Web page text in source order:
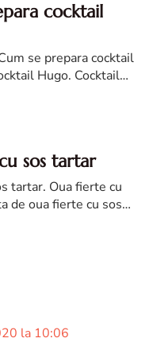
cocktail
se prepara cocktail
Hugo. Cocktail
sos tartar
tartar. Oua fierte cu
de oua fierte cu sos
la 10:06